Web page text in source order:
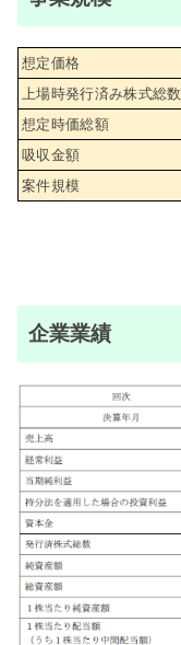
想定価格
上場時発行済み株式総数
想定時価総額
吸収金額
案件規模
企業業績